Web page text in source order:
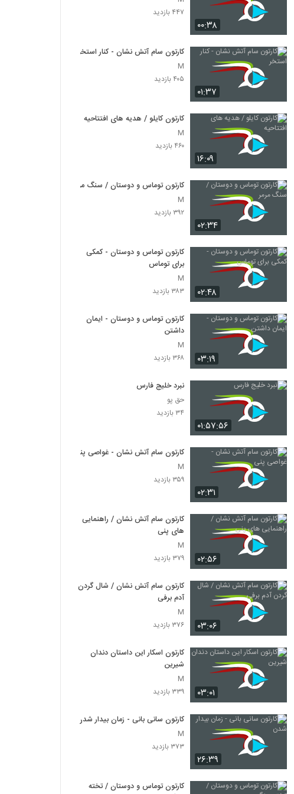
۰۰:۳۸
۴۴۷ بازدید
۰۱:۳۷
کارتون سام آتش نشان - کنار استخر
M
۴۰۵ بازدید
۱۶:۰۹
کارتون کایلو / هدیه های افتتاحیه
M
۴۶۰ بازدید
۰۲:۳۴
کارتون توماس و دوستان / سنگ مرمر
M
۳۹۲ بازدید
۰۲:۴۸
کارتون توماس و دوستان - کمکی
برای توماس
M
۳۸۳ بازدید
۰۳:۱۹
کارتون توماس و دوستان - ایمان
داشتن
M
۳۶۸ بازدید
۰۱:۵۷:۵۶
نبرد خلیج فارس
حق پو
۳۴ بازدید
۰۲:۳۱
کارتون سام آتش نشان - غواصی پنی
M
۳۵۹ بازدید
۰۲:۵۶
کارتون سام آتش نشان / راهنمایی
های پنی
M
۳۷۹ بازدید
۰۳:۰۶
کارتون سام آتش نشان / شال گردن
آدم برفی
M
۳۷۶ بازدید
۰۳:۰۱
کارتون اسکار این داستان دندان
شیرین
M
۳۳۹ بازدید
۲۶:۳۹
کارتون سانی بانی - زمان بیدار شدن
M
۳۷۳ بازدید
کارتون توماس و دوستان / تخته